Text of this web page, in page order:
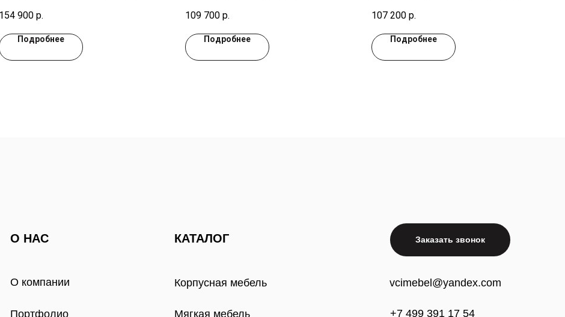
7040
154 900 р.
Подробнее
109 700 р.
Подробнее
107 200 р.
Подробнее
О компании
О НАС КАТАЛОГ
Портфолио
Корпусная мебель
Мягкая мебель
vcimebel@yandex.com
+7 499 391 17 54
Заказать звонок